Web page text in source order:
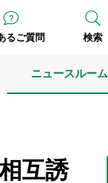
るご質問 検索
ニュースルーム
互誘